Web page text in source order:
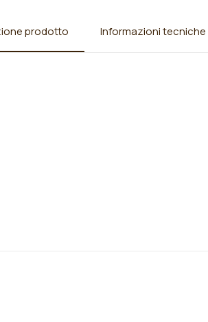
prodotto Informazioni tecniche